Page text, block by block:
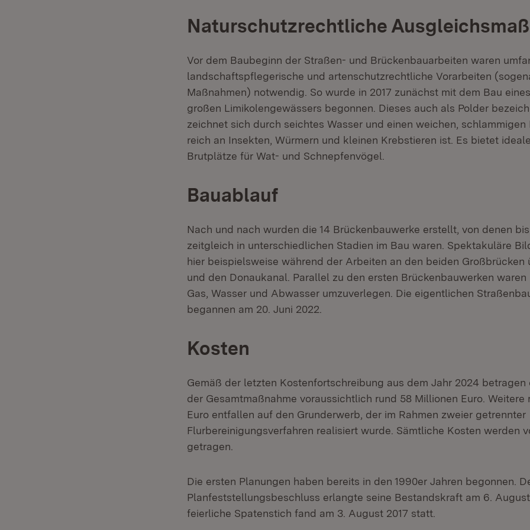
Naturschutzrechtliche
Vor dem Baubeginn der Straßen- und Brückenbauarbeiten waren
landschaftspflegerische und artenschutzrechtliche Vorarbeiten
Maßnahmen) notwendig. So wurde in 2017 zunächst mit dem Bau
großen Limikolengewässers begonnen. Dieses auch als Polder
zeichnet sich durch seichtes Wasser und einen weichen, schlammigen
reich an Insekten, Würmern und kleinen Krebstieren ist. Es bietet
Brutplätze für Wat- und Schnepfenvögel.
Bauablauf
Nach und nach wurden die 14 Brückenbauwerke erstellt, von denen
zeitgleich in unterschiedlichen Stadien im Bau waren. Spektakuläre
hier beispielsweise während der Arbeiten an den beiden Großbrücken
und den Donaukanal. Parallel zu den ersten Brückenbauwerken
Gas, Wasser und Abwasser umzuverlegen. Die eigentlichen
begannen am 20. Juni 2022.
Kosten
Gemäß der letzten Kostenfortschreibung aus dem Jahr 2024 betragen
der Gesamtmaßnahme voraussichtlich rund 58 Millionen Euro. Weitere
Euro entfallen auf den Grunderwerb, der im Rahmen zweier getrennter
Flurbereinigungsverfahren realisiert wurde. Sämtliche Kosten werden
getragen.
Die ersten Planungen haben bereits in den 1990er Jahren begonnen.
Planfeststellungsbeschluss erlangte seine Bestandskraft am 6.
feierliche Spatenstich fand am 3. August 2017 statt.